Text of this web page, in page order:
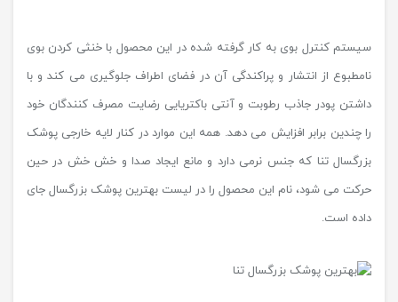
سیستم کنترل بوی به کار گرفته شده در این محصول با خنثی کردن بوی
نامطبوع از انتشار و پراکندگی آن در فضای اطراف جلوگیری می کند و با
داشتن پودر جاذب رطوبت و آنتی باکتریایی رضایت مصرف کنندگان خود
را چندین برابر افزایش می دهد. همه این موارد در کنار لایه خارجی پوشک
بزرگسال تنا که جنس نرمی دارد و مانع ایجاد صدا و خش خش در حین
حرکت می شود، نام این محصول را در لیست بهترین پوشک بزرگسال جای
داده است.